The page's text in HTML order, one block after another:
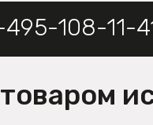
108-11-